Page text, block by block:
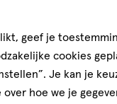
geef je
cookies
Je kan je
hoe we je